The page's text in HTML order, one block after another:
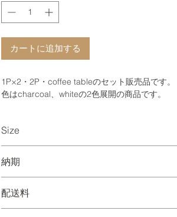
カートに追加する
1P×2・2P・coffee tableのセット販売品です。
色はcharcoal、whiteの2色展開の商品です。
Size
2-seat： W1600 D750 H820 SH460 / mm
table：W750 D450 H400 / W980 D560 H420 /
納期
ご入金確認後、1週間程度で出荷いたします。
絡をいたします。
配送料